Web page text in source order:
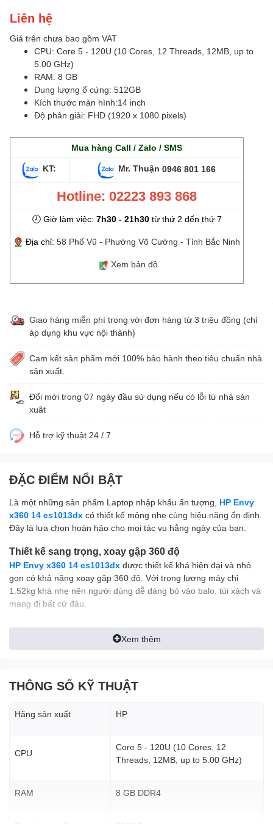
Liên hệ
Giá trên chưa bao gồm VAT
CPU: Core 5 - 120U (10 Cores, 12 Threads, 12MB, up to
5.00 GHz)
RAM: 8 GB
Dung lượng ổ cứng: 512GB
Kích thước màn hình:14 inch
Độ phân giải: FHD (1920 x 1080 pixels)
Mua hàng Call / Zalo / SMS
KT: Mr. Thuận 0946 801 166
Hotline: 02223 893 868
🕗 Giờ làm việc: 7h30 - 21h30từ thứ 2 đến thứ 7
Địa chỉ: 58 Phố Vũ - Phường Võ Cường - Tỉnh Bắc Ninh
Xem bản đồ
Giao hàng miễn phí trong với đơn hàng từ 3 triệu đồng (chỉ
áp dụng khu vực nội thành)
Cam kết sản phẩm mới 100% bảo hành theo tiêu chuẩn nhà
sản xuất.
Đổi mới trong 07 ngày đầu sử dụng nếu có lỗi từ nhà sản
xuât
Hỗ trợ kỹ thuật 24 / 7
ĐẶC ĐIỂM NỔI BẬT
Là một những sản phẩm Laptop nhập khẩu ấn tượng, HP Envy
x360 14 es1013dx có thiết kế mỏng nhẹ cùng hiệu năng ổn định.
Đây là lựa chọn hoàn hảo cho mọi tác vụ hằng ngày của bạn.
Thiết kế sang trọng, xoay gập 360 độ
HP Envy x360 14 es1013dx được thiết kế khá hiện đại và nhỏ
gọn có khả năng xoay gập 360 độ. Với trọng lượng máy chỉ
1.52kg khá nhẹ nên người dùng dễ dàng bỏ vào balo, túi xách và
mang đi bất cứ đâu.
Xem thêm
THÔNG SỐ KỸ THUẬT
Hãng sản xuất HP
CPU
Core 5 - 120U (10 Cores, 12
Threads, 12MB, up to 5.00 GHz)
RAM 8 GB DDR4